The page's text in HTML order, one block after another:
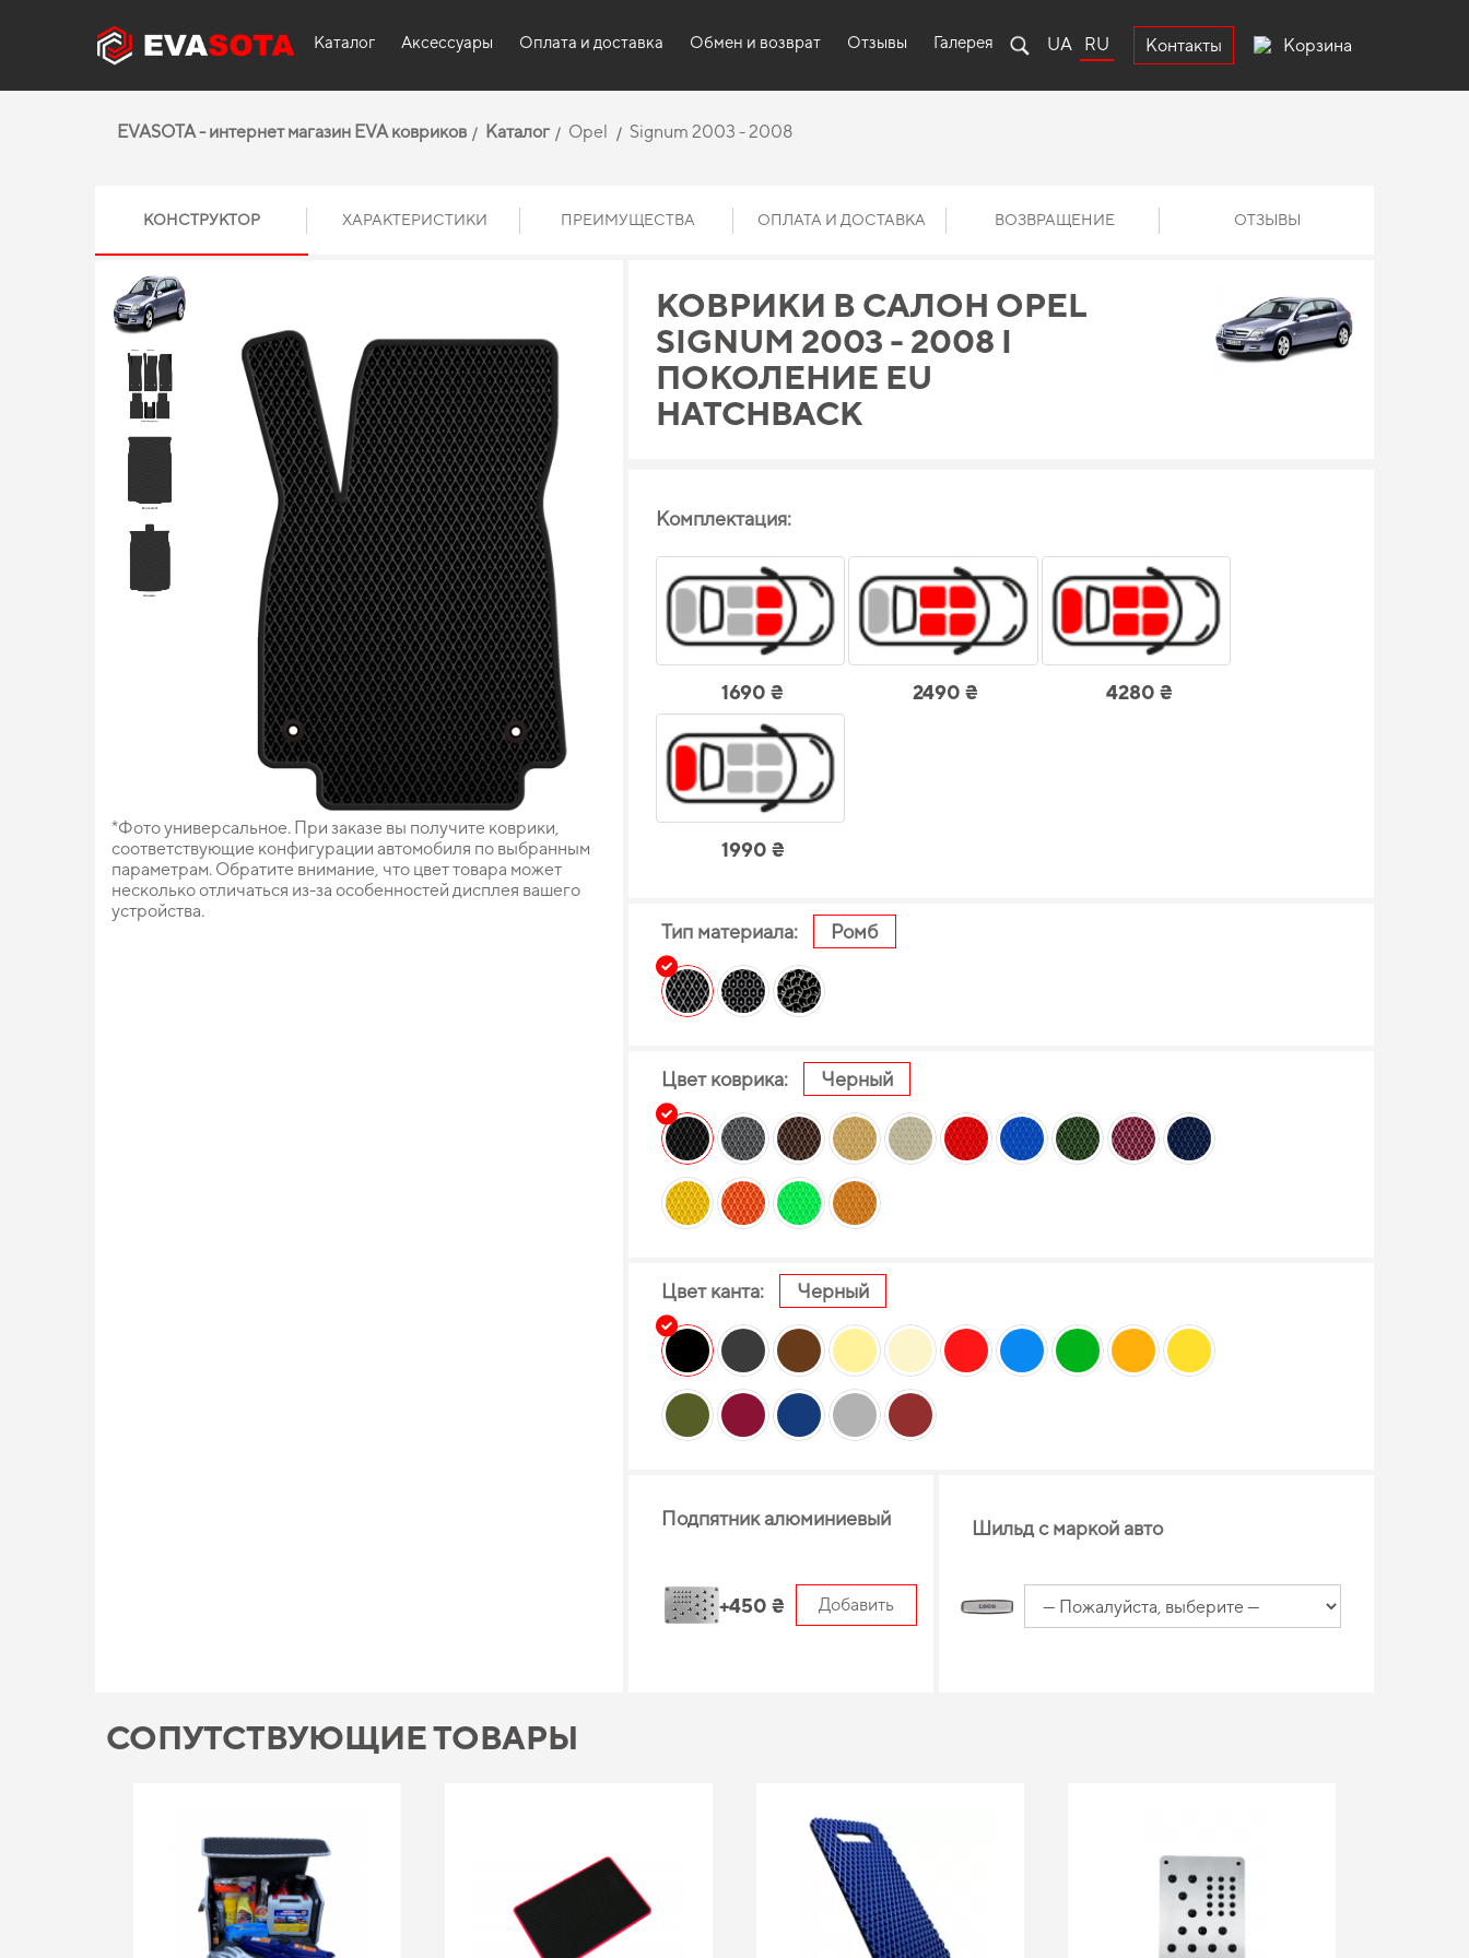
Каталог Аксессуары Оплата и доставка Обмен и возврат Отзывы Галерея UA RU Контакты Корзина
EVASOTA - интернет магазин EVA ковриков Каталог Opel Signum 2003 - 2008
КОНСТРУКТОР ХАРАКТЕРИСТИКИ ПРЕИМУЩЕСТВА ОПЛАТА И ДОСТАВКА ВОЗВРАЩЕНИЕ ОТЗЫВЫ
*Фото универсальное. При заказе вы получите коврики,
соответствующие конфигурации автомобиля по выбранным
параметрам. Обратите внимание, что цвет товара может
несколько отличаться из-за особенностей дисплея вашего
устройства.
КОВРИКИ В САЛОН OPEL
SIGNUM 2003 - 2008 I
ПОКОЛЕНИЕ EU
HATCHBACK
Комплектация:
1690 ₴ 2490 ₴ 4280 ₴
1990 ₴
Тип материала: Ромб
Цвет коврика: Черный
Цвет канта: Черный
Подпятник алюминиевый
+450 ₴ Добавить
Шильд с маркой авто
СОПУТСТВУЮЩИЕ ТОВАРЫ